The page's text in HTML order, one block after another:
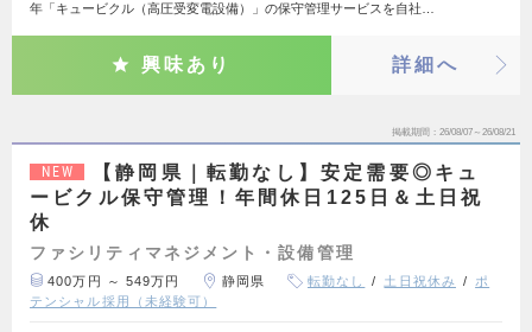
年「キュービクル（高圧受変電設備）」の保守管理サービスを自社…
興味あり 詳細へ
掲載期間 26/08/07～26/08/21
NEW
【静岡県｜転勤なし】安定需要◎キュ
ービクル保守管理！年間休日125日＆土日祝
休
ファシリティマネジメント・設備管理
400万円 ～ 549万円 静岡県 転勤なし 土日祝休み
ポ
テンシャル採用（未経験可）